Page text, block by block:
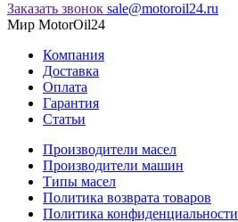
Заказать звонок sale@motoroil24.ru
Мир MotorOil24
Компания
Доставка
Оплата
Гарантия
Статьи
Производители масел
Производители машин
Типы масел
Политика возврата товаров
Политика конфиденциальности